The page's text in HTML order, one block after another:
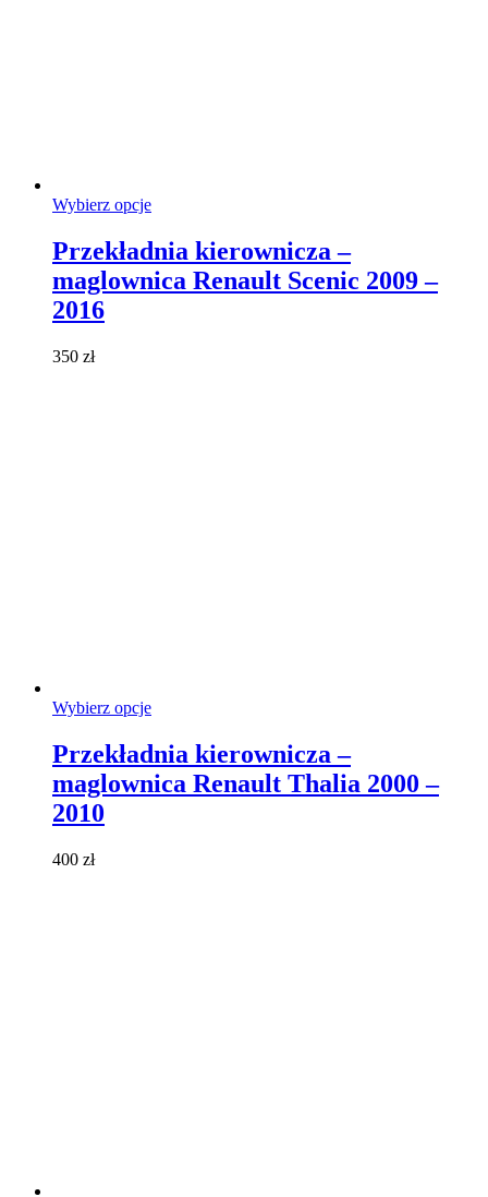
Wybierz opcjeTen
ma
wiele
wariantów.
Przekładnia kierownicza –
maglownica Renault Scenic 2009 –
2016
350 zł
Wybierz opcjeTen
ma
wiele
wariantów.
Przekładnia kierownicza –
maglownica Renault Thalia 2000 –
2010
400 zł